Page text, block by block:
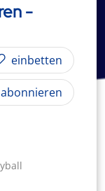
-
einbetten
abonnieren